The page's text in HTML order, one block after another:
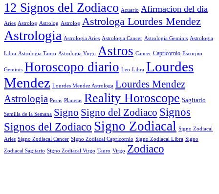
12 Signos del Zodiaco Acuario Afirmacion del dia
Aries Astrolog Astrolog Astrolog Astrologa Lourdes Mendez
Astrologia Astrologia Aries Astrologia Cancer Astrologia Geminis Astrologia
Libra Astrologia Tauro Astrologia Virgo Astros Cancer Capricornio Escorpio
Geminis Horoscopo diario Leo Libra Lourdes
Mendez Lourdes Mendez Astrologa Lourdes Mendez
Astrologia Piscis Planetas Reality Horoscope Sagitario
Semilla de la Semana Signo Signo del Zodiaco Signos
Signos del Zodiaco Signo Zodiacal Signo Zodiacal
Aries Signo Zodiacal Cancer Signo Zodiacal Capricornio Signo Zodiacal Libra Signo
Zodiacal Sagitario Signo Zodiacal Virgo Tauro Virgo Zodiaco